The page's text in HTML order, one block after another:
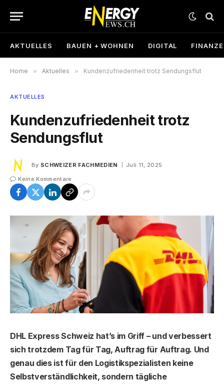
AKTUELLES BAUEN + WOHNEN DIGITAL
Home » Aktuelles » Kundenzufriedenheit trotz Sendungsflut
AKTUELLES
Kundenzufriedenheit trotz
Sendungsflut
By SCHWEIZER FACHMEDIEN
Juli 11, 2025
Keine Kommentare
DHL Express Schweiz hat’s im Griff – und verbessert
sich trotzdem Tag für Tag, Auftrag für Auftrag. Und
genau dies ist für den Logistikspezialisten keine
Selbstverständlichkeit, sondern tägliche